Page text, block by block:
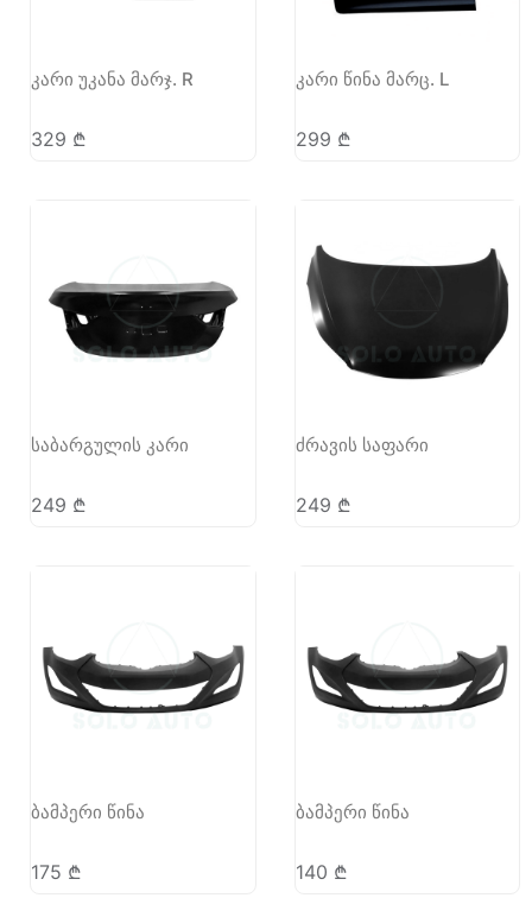
კარი უკანა მარჯ. R
329 ₾
კარი წინა მარც. L
299 ₾
საბარგულის კარი
249 ₾
ძრავის საფარი
249 ₾
ბამპერი წინა
175 ₾
ბამპერი წინა
140 ₾